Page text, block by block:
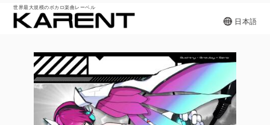
世界最大規模のボカロ楽曲レーベル
日本語